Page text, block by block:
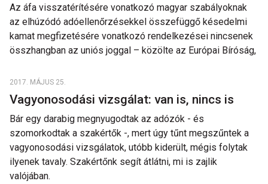
Az áfa visszatérítésére vonatkozó magyar szabályoknak
az elhúzódó adóellenőrzésekkel összefüggő késedelmi
kamat megfizetésére vonatkozó rendelkezései nincsenek
összhangban az uniós joggal – közölte az Európai Bíróság,
2017. MÁJUS 25.
Vagyonosodási vizsgálat: van is, nincs is
Bár egy darabig megnyugodtak az adózók - és
szomorkodtak a szakértők -, mert úgy tűnt megszűntek a
vagyonosodási vizsgálatok, utóbb kiderült, mégis folytak
ilyenek tavaly. Szakértőnk segít átlátni, mi is zajlik
valójában.